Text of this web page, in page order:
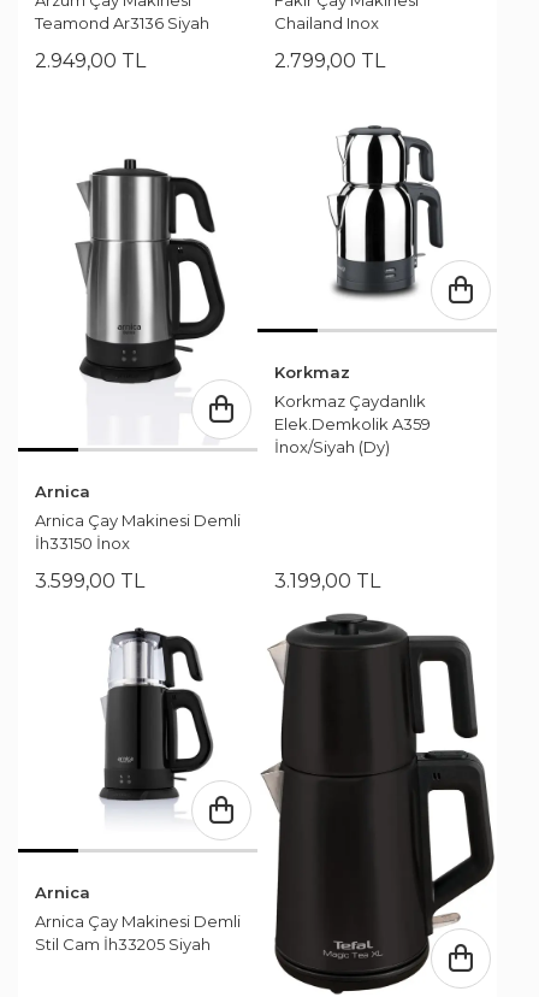
Teamond Ar3136 Siyah
2.949,00 TL
Chailand Inox
2.799,00 TL
Arnica
Arnica Çay Makinesi Demli
İh33150 İnox
3.599,00 TL
Korkmaz
Korkmaz Çaydanlık
Elek.Demkolik A359
İnox/Siyah (Dy)
3.199,00 TL
Arnica
Arnica Çay Makinesi Demli
Stil Cam İh33205 Siyah